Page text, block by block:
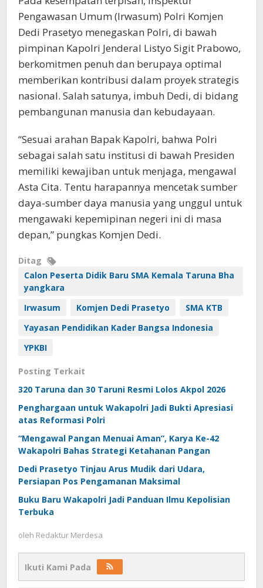
Pengawasan Umum (Irwasum) Polri Komjen
Dedi Prasetyo menegaskan Polri, di bawah
pimpinan Kapolri Jenderal Listyo Sigit Prabowo,
berkomitmen penuh dan berupaya optimal
memberikan kontribusi dalam proyek strategis
nasional. Salah satunya, imbuh Dedi, di bidang
pembangunan manusia dan kebudayaan.
“Sesuai arahan Bapak Kapolri, bahwa Polri
sebagai salah satu institusi di bawah Presiden
memiliki kewajiban untuk menjaga, mengawal
Asta Cita. Tentu harapannya mencetak sumber
daya-sumber daya manusia yang unggul untuk
mengawaki kepemipinan negeri ini di masa
depan,” pungkas Komjen Dedi.
Ditag
Calon Peserta Didik Baru SMA Kemala Taruna Bha
yangkara
Irwasum
Komjen Dedi Prasetyo
SMA KTB
Yayasan Pendidikan Kader Bangsa Indonesia
YPKBI
Posting Terkait
320 Taruna dan 30 Taruni Resmi Lolos Akpol 2026
Penghargaan untuk Wakapolri Jadi Bukti Apresiasi
atas Reformasi Polri
“Mengawal Pangan Menuai Aman”, Karya Ke-42
Wakapolri Bahas Strategi Ketahanan Pangan
Dedi Prasetyo Tinjau Arus Mudik dari Udara,
Persiapan Pos Pengamanan Maksimal
Buku Baru Wakapolri Jadi Panduan Ilmu Kepolisian
Terbuka
oleh Redaktur Merdesa
Ikuti Kami Pada